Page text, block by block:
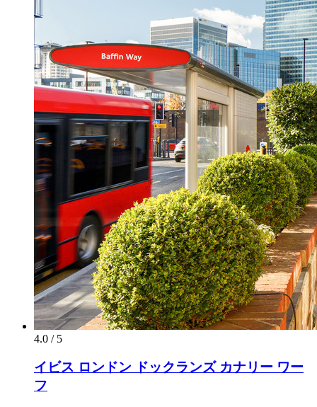
4.0 / 5
イビス ロンドン ドックランズ カナリー ワー
フ